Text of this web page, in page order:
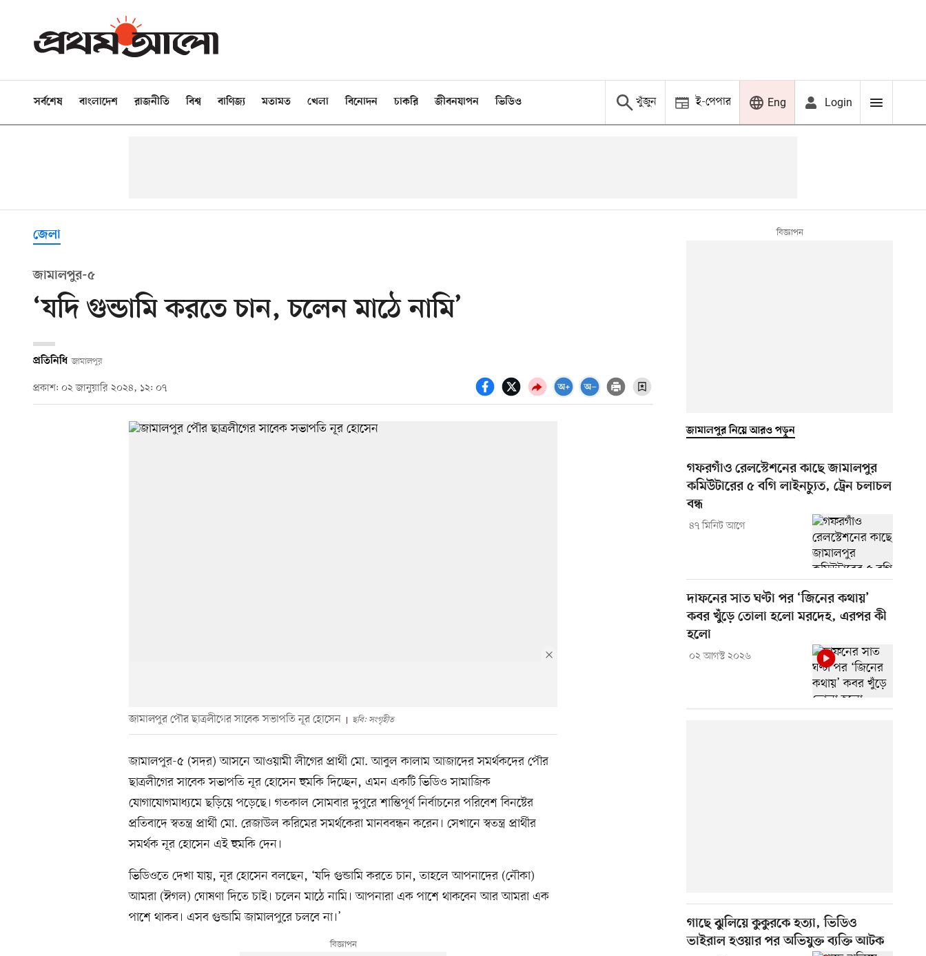
সর্বশেষ বাংলাদেশ রাজনীতি বিশ্ব বাণিজ্য মতামত খেলা বিনোদন চাকরি জীবনযাপন ভিডিও খুঁজুন ই-পেপার Eng Login
জেলা
জামালপুর-৫
‘যদি গুন্ডামি করতে চান, চলেন মাঠে নামি’
প্রতিনিধি জামালপুর
প্রকাশ: ০২ জানুয়ারি ২০২৪, ১২: ০৭
জামালপুর পৌর ছাত্রলীগের সাবেক সভাপতি নূর হোসেন ছবি: সংগৃহীত
জামালপুর-৫ (সদর) আসনে আওয়ামী লীগের প্রার্থী মো. আবুল কালাম আজাদের সমর্থকদের পৌর
ছাত্রলীগের সাবেক সভাপতি নূর হোসেন হুমকি দিচ্ছেন, এমন একটি ভিডিও সামাজিক
যোগাযোগমাধ্যমে ছড়িয়ে পড়েছে। গতকাল সোমবার দুপুরে শান্তিপূর্ণ নির্বাচনের পরিবেশ বিনষ্টের
প্রতিবাদে স্বতন্ত্র প্রার্থী মো. রেজাউল করিমের সমর্থকেরা মানববন্ধন করেন। সেখানে স্বতন্ত্র প্রার্থীর
সমর্থক নূর হোসেন এই হুমকি দেন।
ভিডিওতে দেখা যায়, নূর হোসেন বলছেন, ‘যদি গুন্ডামি করতে চান, তাহলে আপনাদের (নৌকা)
আমরা (ঈগল) ঘোষণা দিতে চাই। চলেন মাঠে নামি। আপনারা এক পাশে থাকবেন আর আমরা এক
পাশে থাকব। এসব গুন্ডামি জামালপুরে চলবে না।’
জামালপুর নিয়ে আরও পড়ুন
গফরগাঁও রেলস্টেশনের কাছে জামালপুর
কমিউটারের ৫ বগি লাইনচ্যুত, ট্রেন চলাচল
বন্ধ
৪৭ মিনিট আগে
দাফনের সাত ঘণ্টা পর ‘জিনের কথায়’
কবর খুঁড়ে তোলা হলো মরদেহ, এরপর কী
হলো
০২ আগস্ট ২০২৬
গাছে ঝুলিয়ে কুকুরকে হত্যা, ভিডিও
ভাইরাল হওয়ার পর অভিযুক্ত ব্যক্তি আটক